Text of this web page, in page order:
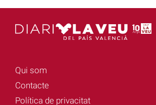
Qui som
Contacte
Política de privacitat